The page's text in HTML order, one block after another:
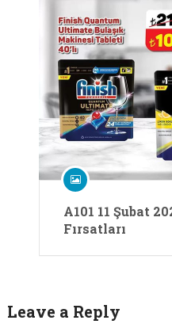
A101 11 Şubat
Fırsatları
Leave a Reply